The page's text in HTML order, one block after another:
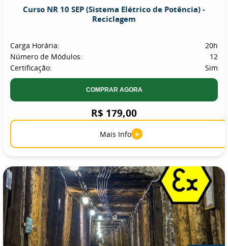
Curso NR 10 SEP (Sistema Elétrico de Potência) -
Reciclagem
Carga Horária:
20h
Número de Módulos:
12
Certificação:
Sim
COMPRAR AGORA
R$ 179,00
Mais Info +